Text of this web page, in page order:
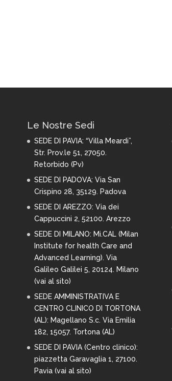
Le Nostre Sedi
SEDE DI PAVIA: “Villa Meardi”,
Str. Prov.le 51, 27050.
Retorbido (Pv)
SEDE DI PADOVA: Via San
Crispino 28, 35129. Padova
SEDE DI AREZZO: Via dei
Cappuccini 2, 52100. Arezzo
SEDE DI MILANO: Mi.CAL (Milan
Institute for health Care and
Advanced Learning). Via
Galileo Galilei 5, 20124. Milano
(vai al sito)
SEDE AMMINISTRATIVA E
CENTRO CLINICO DI TORTONA
(AL): Magellano S.c. Via Emilia
182, 15057. Tortona (AL)
SEDE DI PAVIA (Centro clinico):
piazzetta Garavaglia 1, 27100.
Pavia (vai al sito)